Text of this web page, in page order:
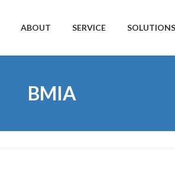
ABOUT SERVICE SOLUTIONS
BMIA